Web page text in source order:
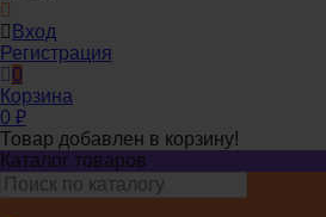
Вход
Регистрация
0
Корзина
0 ₽
Товар добавлен в корзину!
Каталог товаров